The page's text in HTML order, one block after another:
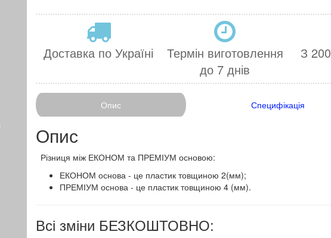
Доставка по Україні
Термін виготовлення
до 7 днів
З
Опис Специфікація
Опис
Різниця між ЕКОНОМ та ПРЕМІУМ основою:
ЕКОНОМ основа - це пластик товщиною 2(мм);
ПРЕМІУМ основа - це пластик товщиною 4 (мм).
Всі зміни БЕЗКОШТОВНО: